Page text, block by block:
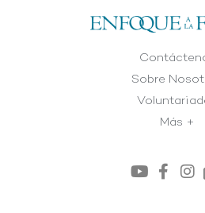
Sobre
Más +